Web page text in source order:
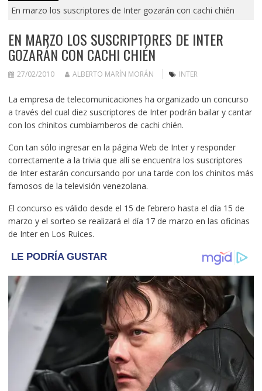
En marzo los suscriptores de Inter gozarán con cachi chién
EN MARZO LOS SUSCRIPTORES DE INTER
GOZARÁN CON CACHI CHIÉN
27/02/2010 ALBERTO MARÍN MORÁN INTER
La empresa de telecomunicaciones ha organizado un concurso
a través del cual diez suscriptores de Inter podrán bailar y cantar
con los chinitos cumbiamberos de cachi chién.
Con tan sólo ingresar en la página Web de Inter y responder
correctamente a la trivia que allí se encuentra los suscriptores
de Inter estarán concursando por una tarde con los chinitos más
famosos de la televisión venezolana.
El concurso es válido desde el 15 de febrero hasta el día 15 de
marzo y el sorteo se realizará el día 17 de marzo en las oficinas
de Inter en Los Ruices.